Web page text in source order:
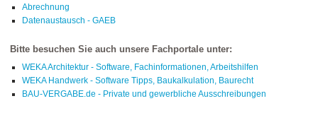
Abrechnung
Datenaustausch - GAEB
Bitte besuchen Sie auch unsere Fachportale unter:
WEKA Architektur - Software, Fachinformationen, Arbeitshilfen
WEKA Handwerk - Software Tipps, Baukalkulation, Baurecht
BAU-VERGABE.de - Private und gewerbliche Ausschreibungen